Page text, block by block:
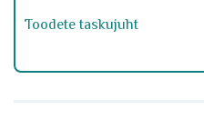
Toodete taskujuht